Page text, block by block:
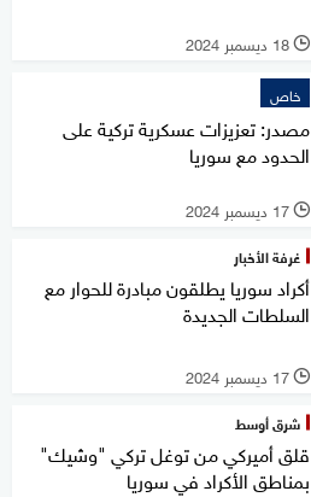
l 18 ديسمبر 2024
خاص
مصدر: تعزيزات عسكرية تركية على
الحدود مع سوريا
l 17 ديسمبر 2024
غرفة الأخبار
أكراد سوريا يطلقون مبادرة للحوار مع
السلطات الجديدة
l 17 ديسمبر 2024
شرق أوسط
قلق أميركي من توغل تركي "وشيك"
بمناطق الأكراد في سوريا